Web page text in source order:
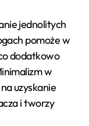
jednolitych
pomoże w
dodatkowo
w
uzyskanie
i tworzy